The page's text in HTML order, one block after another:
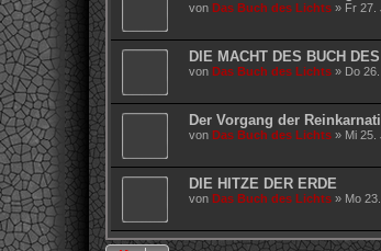
von Das Buch des Lichts » Fr 27.
DIE MACHT DES BUCH
von Das Buch des Lichts » Do
Der Vorgang der
von Das Buch des Lichts » Mi 25.
DIE HITZE DER ERDE
von Das Buch des Lichts » Mo